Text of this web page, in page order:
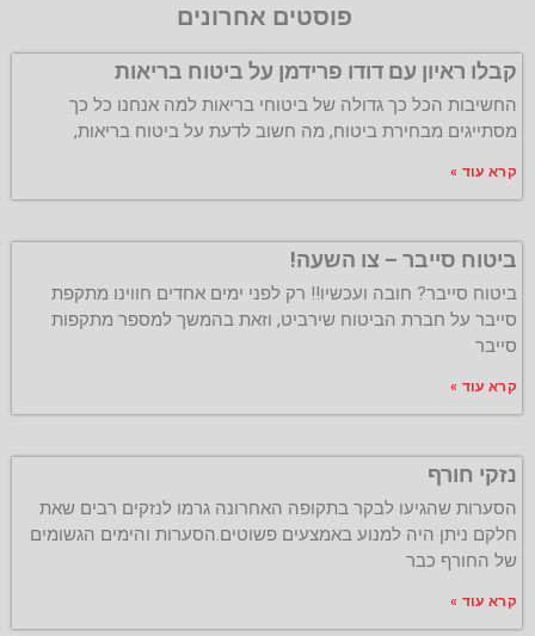
פוסטים אחרונים
קבלו ראיון עם דודו פרידמן על ביטוח בריאות
החשיבות הכל כך גדולה של ביטוחי בריאות למה אנחנו כל כך
מסתייגים מבחירת ביטוח, מה חשוב לדעת על ביטוח בריאות,
קרא עוד »
ביטוח סייבר – צו השעה!
ביטוח סייבר? חובה ועכשיו!! רק לפני ימים אחדים חווינו מתקפת
סייבר על חברת הביטוח שירביט, וזאת בהמשך למספר מתקפות
סייבר
קרא עוד »
נזקי חורף
הסערות שהגיעו לבקר בתקופה האחרונה גרמו לנזקים רבים שאת
חלקם ניתן היה למנוע באמצעים פשוטים.הסערות והימים הגשומים
של החורף כבר
קרא עוד »